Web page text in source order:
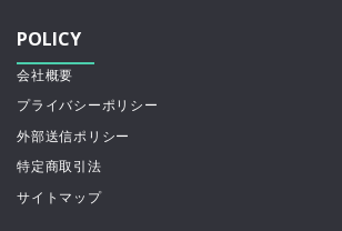
POLICY
会社概要
プライバシーポリシー
外部送信ポリシー
特定商取引法
サイトマップ